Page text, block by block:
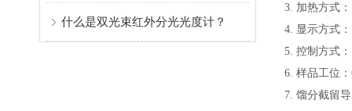
什么是双光束红外分光光度计？
3. 加热方式
4. 显示方式
5. 控制方式
6. 样品工位
7. 馏分截留